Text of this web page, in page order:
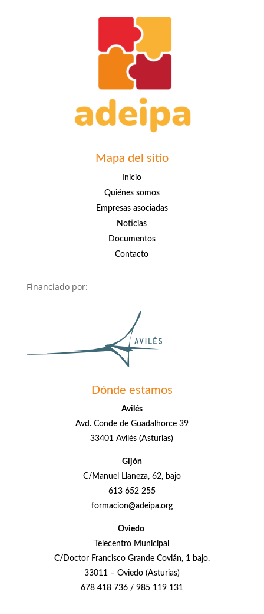
Mapa del sitio
Inicio
Quiénes somos
Empresas asociadas
Noticias
Documentos
Contacto
Financiado por:
Dónde estamos
Avilés
Avd. Conde de Guadalhorce 39
33401 Avilés (Asturias)
Gijón
C/Manuel Llaneza, 62, bajo
613 652 255
formacion@adeipa.org
Oviedo
Telecentro Municipal
C/Doctor Francisco Grande Covián, 1 bajo.
33011 – Oviedo (Asturias)
678 418 736 / 985 119 131